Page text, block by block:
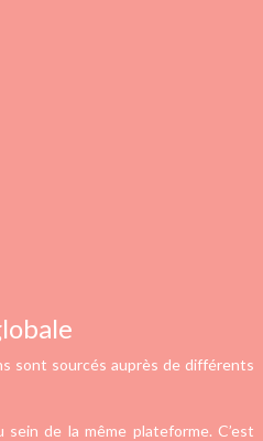
sont sourcés auprès de différents
de la même plateforme. C’est